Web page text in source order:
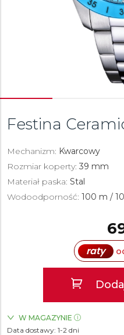
Festina
Mechanizm: Kwarcowy
Rozmiar koperty: 39 mm
Materiał paska: Stal
Wodoodporność: 100 m /
raty
W MAGAZYNIE
ZEGARKI.PL Blue City
Data dostawy: 1-2 dni